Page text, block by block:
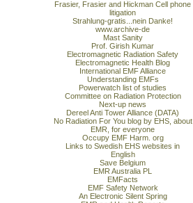
Frasier, Frasier and Hickman Cell phone
litigation
Strahlung-gratis...nein Danke!
www.archive-de
Mast Sanity
Prof. Girish Kumar
Electromagnetic Radiation Safety
Electromagnetic Health Blog
International EMF Alliance
Understanding EMFs
Powerwatch list of studies
Committee on Radiation Protection
Next-up news
Dereel Anti Tower Alliance (DATA)
No Radiation For You blog by EHS, about
EMR, for everyone
Occupy EMF Harm. org
Links to Swedish EHS websites in
English
Save Belgium
EMR Australia PL
EMFacts
EMF Safety Network
An Electronic Silent Spring